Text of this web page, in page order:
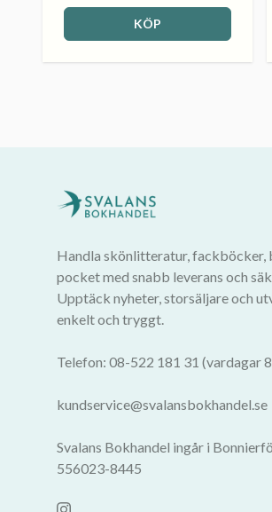
KÖP
Handla skönlitteratur, fackböcker,
pocket med snabb leverans och
Upptäck nyheter, storsäljare och
enkelt och tryggt.
Telefon: 08-522 181 31 (vardagar
kundservice@svalansbokhandel.se
Svalans Bokhandel ingår i
556023-8445